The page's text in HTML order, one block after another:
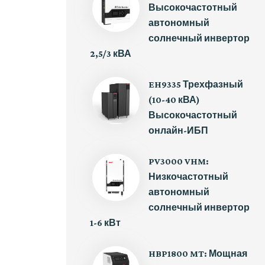
Высокочастотный
автономный
солнечный инвертор
2,5/3 кВА
EH9335 Трехфазный
(10-40 кВА)
Высокочастотный
онлайн-ИБП
PV3000 VHM:
Низкочастотный
автономный
солнечный инвертор
1-6 кВт
HBP1800 MT: Мощная